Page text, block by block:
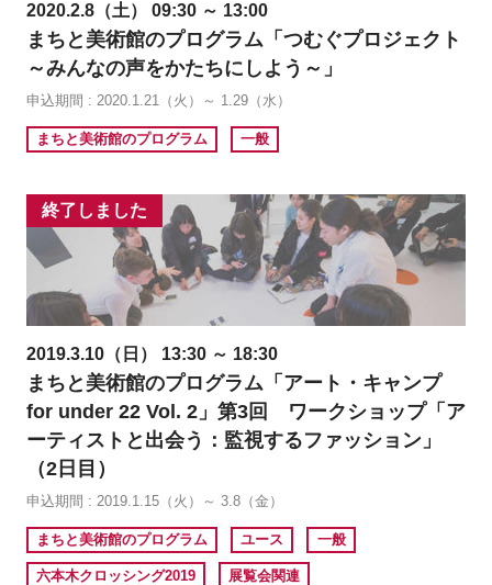
2020.2.8（土） 09:30 ～ 13:00
まちと美術館のプログラム「つむぐプロジェクト
～みんなの声をかたちにしよう～」
申込期間 : 2020.1.21（火）～ 1.29（水）
まちと美術館のプログラム 一般
終了しました
2019.3.10（日） 13:30 ～ 18:30
まちと美術館のプログラム「アート・キャンプ
for under 22 Vol. 2」第3回 ワークショップ「ア
ーティストと出会う：監視するファッション」
（2日目）
申込期間 : 2019.1.15（火）～ 3.8（金）
まちと美術館のプログラム ユース 一般
六本木クロッシング2019 展覧会関連